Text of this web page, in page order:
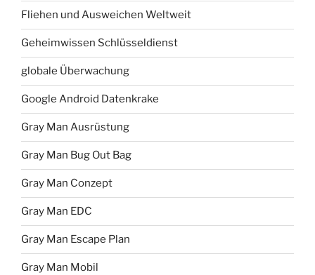
Fliehen und Ausweichen Weltweit
Geheimwissen Schlüsseldienst
globale Überwachung
Google Android Datenkrake
Gray Man Ausrüstung
Gray Man Bug Out Bag
Gray Man Conzept
Gray Man EDC
Gray Man Escape Plan
Gray Man Mobil